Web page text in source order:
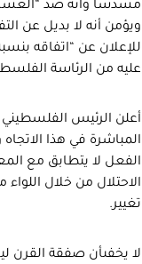
مسدساً وأنه ضد
ويؤمن أنه لا بديل عن
عليه من الرئاسة
أعلن الرئيس
المباشرة في هذا
الفعل لا يتطابق مع
الاحتلال من خلال
تغيير.
لا يخفىأن صفقة القرن